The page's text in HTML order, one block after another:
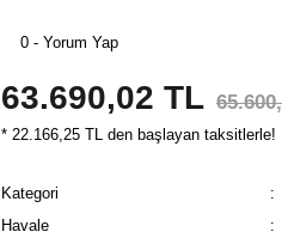
0 - Yorum Yap
63.690,02 TL
* 22.166,25 TL den başlayan taksitlerle!
Kategori
Havale